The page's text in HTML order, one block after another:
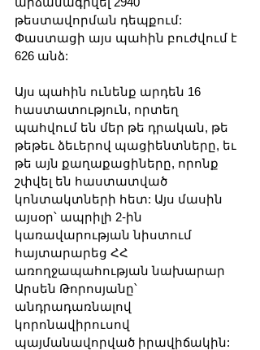
թեստավորման դեպքում:
Փաստացի այս պահին բուժվում է
626 անձ:
Այս պահին ունենք արդեն 16
հաստատություն, որտեղ
պահվում են մեր թե դրական, թե
թեթեւ ձեւերով պացիենտները, եւ
թե այն քաղաքացիները, որոնք
շփվել են հաստատված
կոնտակտների հետ: Այս մասին
այսօր՝ ապրիլի 2-ին
կառավարության նիստում
հայտարարեց ՀՀ
առողջապահության նախարար
Արսեն Թորոսյանը՝
անդրադառնալով
կորոնավիրուսով
պայմանավորված իրավիճակին: